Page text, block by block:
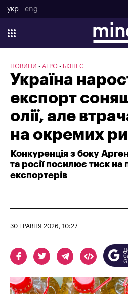
укр eng
НОВИНИ АГРО БІЗНЕС
Україна
експорт
олії, але
на окремих
Конкуренція з боку
та росії посилює тиск на
експортерів
30 ТРАВНЯ 2026, 10:27